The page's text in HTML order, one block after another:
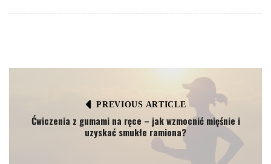
PREVIOUS ARTICLE
Ćwiczenia z gumami na ręce – jak wzmocnić mięśnie i
uzyskać smukłe ramiona?